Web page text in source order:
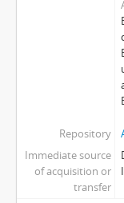
Repository
Immediate source
of acquisition or
transfer